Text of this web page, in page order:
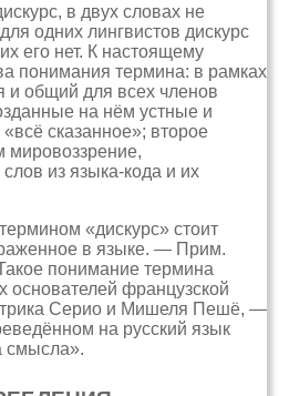
в двух словах не
одних лингвистов дискурс
его нет. К настоящему
понимания термина: в рамках
и общий для всех членов
на нём устные и
сказанное»; второе
мировоззрение,
из языка-кода и их
«дискурс» стоит
в языке. — Прим.
понимание термина
основателей французской
Серио и Мишеля Пешё, —
на русский язык
смысла».